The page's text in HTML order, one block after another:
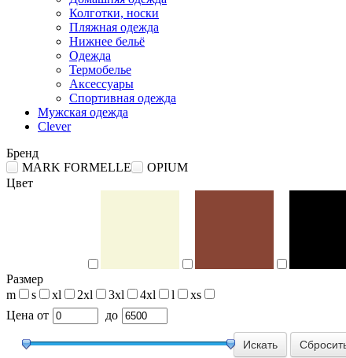
Колготки, носки
Пляжная одежда
Нижнее бельё
Одежда
Термобелье
Аксессуары
Спортивная одежда
Мужская одежда
Clever
Бренд
MARK FORMELLE
OPIUM
Цвет
Размер
m
s xl 2xl 3xl 4xl l
xs
Цена от до